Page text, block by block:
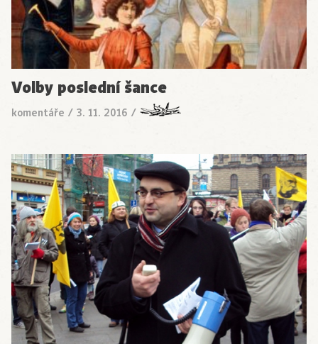
Volby poslední šance
komentáře / 3. 11. 2016 /